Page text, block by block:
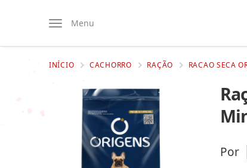
Menu
INÍCIO CACHORRO RAÇÃO RACAO SECA
Por